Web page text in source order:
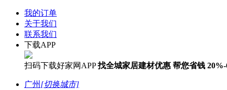
我的订单
关于我们
联系我们
下载APP
扫码下载好家网APP 找全城家居建材优惠 帮您省钱
广州 [切换城市]